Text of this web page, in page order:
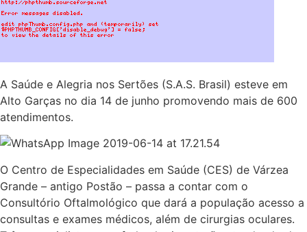
A Saúde e Alegria nos Sertões (S.A.S. Brasil) esteve em
Alto Garças no dia 14 de junho promovendo mais de 600
atendimentos.
O Centro de Especialidades em Saúde (CES) de Várzea
Grande – antigo Postão – passa a contar com o
Consultório Oftalmológico que dará a população acesso a
consultas e exames médicos, além de cirurgias oculares.